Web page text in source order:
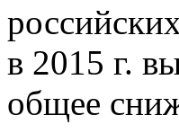
в 2015 г.
общее